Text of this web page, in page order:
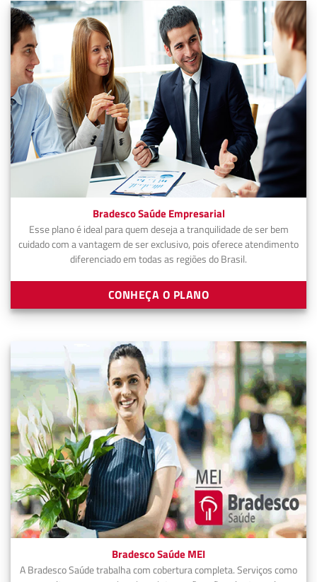
Bradesco Saúde Empresarial
Esse plano é ideal para quem deseja a tranquilidade de ser bem
cuidado com a vantagem de ser exclusivo, pois oferece atendimento
diferenciado em todas as regiões do Brasil.
CONHEÇA O PLANO
Bradesco Saúde MEI
A Bradesco Saúde trabalha com cobertura completa. Serviços como